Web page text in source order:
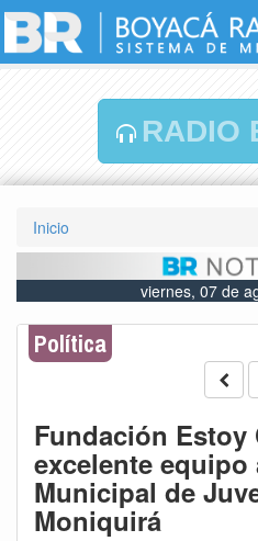
RADIO
Inicio
viernes, 07 de
Política
Fundación
excelente equipo
Municipal de
Moniquirá